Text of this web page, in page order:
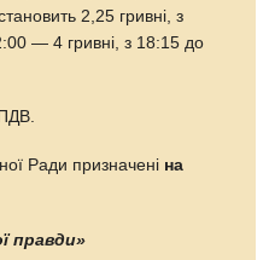
2,25 гривні, з
— 4 гривні, з 18:15 до
Ради призначені на
правди»